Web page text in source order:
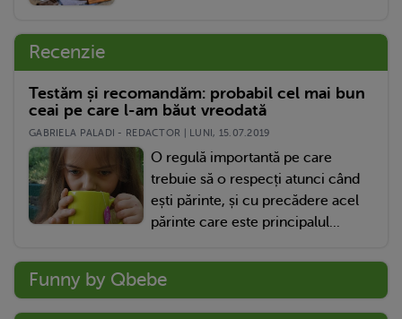
Recenzie
Testăm și recomandăm: probabil cel mai bun
ceai pe care l-am băut vreodată
GABRIELA PALADI - REDACTOR | LUNI, 15.07.2019
O regulă importantă pe care
trebuie să o respecți atunci când
ești părinte, și cu precădere acel
părinte care este principalul...
Funny by Qbebe